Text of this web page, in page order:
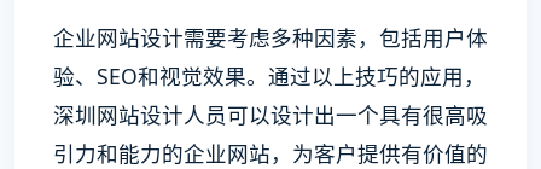
企业网站设计需要考虑多种因素，包括用户体
验、SEO和视觉效果。通过以上技巧的应用，
深圳网站设计人员可以设计出一个具有很高吸
引力和能力的企业网站，为客户提供有价值的